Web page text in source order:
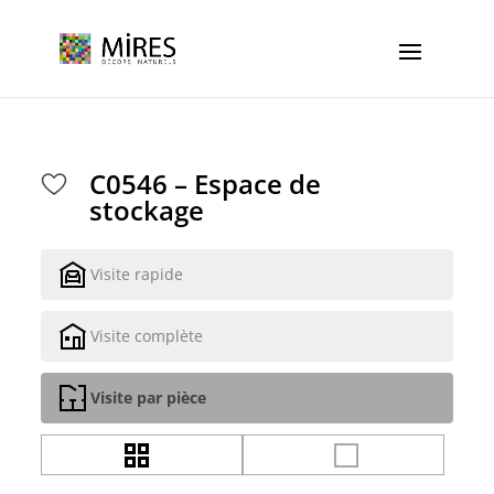
C0546 – Espace de
stockage
Visite rapide
Visite complète
Visite par pièce